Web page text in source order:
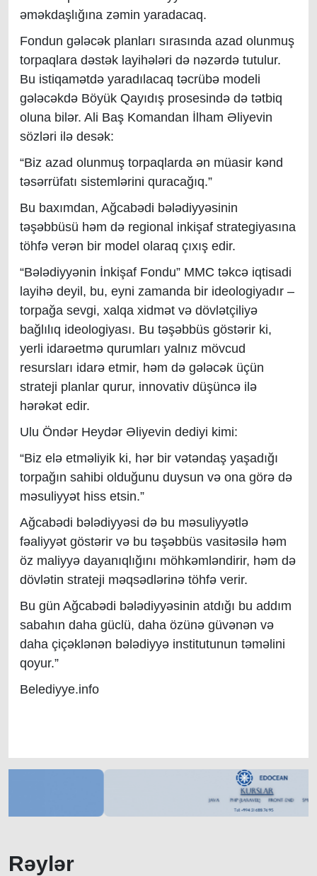
əməkdaşlığına zəmin yaradacaq.
Fondun gələcək planları sırasında azad olunmuş
torpaqlara dəstək layihələri də nəzərdə tutulur.
Bu istiqamətdə yaradılacaq təcrübə modeli
gələcəkdə Böyük Qayıdış prosesində də tətbiq
oluna bilər. Ali Baş Komandan İlham Əliyevin
sözləri ilə desək:
“Biz azad olunmuş torpaqlarda ən müasir kənd
təsərrüfatı sistemlərini quracağıq.”
Bu baxımdan, Ağcabədi bələdiyyəsinin
təşəbbüsü həm də regional inkişaf strategiyasına
töhfə verən bir model olaraq çıxış edir.
“Bələdiyyənin İnkişaf Fondu” MMC təkcə iqtisadi
layihə deyil, bu, eyni zamanda bir ideologiyadır –
torpağa sevgi, xalqa xidmət və dövlətçiliyə
bağlılıq ideologiyası. Bu təşəbbüs göstərir ki,
yerli idarəetmə qurumları yalnız mövcud
resursları idarə etmir, həm də gələcək üçün
strateji planlar qurur, innovativ düşüncə ilə
hərəkət edir.
Ulu Öndər Heydər Əliyevin dediyi kimi:
“Biz elə etməliyik ki, hər bir vətəndaş yaşadığı
torpağın sahibi olduğunu duysun və ona görə də
məsuliyyət hiss etsin.”
Ağcabədi bələdiyyəsi də bu məsuliyyətlə
fəaliyyət göstərir və bu təşəbbüs vasitəsilə həm
öz maliyyə dayanıqlığını möhkəmləndirir, həm də
dövlətin strateji məqsədlərinə töhfə verir.
Bu gün Ağcabədi bələdiyyəsinin atdığı bu addım
sabahın daha güclü, daha özünə güvənən və
daha çiçəklənən bələdiyyə institutunun təməlini
qoyur.”
Belediyye.info
Rəylər